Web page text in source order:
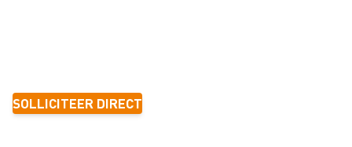
SOLLICITEER DIRECT